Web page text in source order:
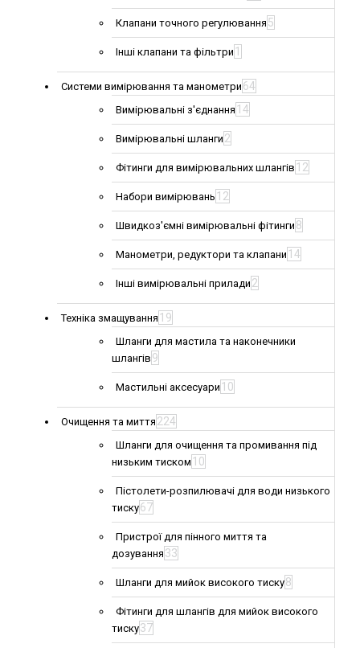
Клапани точного регулювання 5
Інші клапани та фільтри 1
Системи вимірювання та манометри 64
Вимірювальні з'єднання 14
Вимірювальні шланги 2
Фітинги для вимірювальних шлангів 12
Набори вимірювань 12
Швидкоз'ємні вимірювальні фітинги 8
Манометри, редуктори та клапани 14
Інші вимірювальні прилади 2
Техніка змащування 19
Шланги для мастила та наконечники
шлангів 9
Мастильні аксесуари 10
Очищення та миття 224
Шланги для очищення та промивання під
низьким тиском 10
Пістолети-розпилювачі для води низького
тиску67
Пристрої для пінного миття та
дозування 33
Шланги для мийок високого тиску8
Фітинги для шлангів для мийок високого
тиску37